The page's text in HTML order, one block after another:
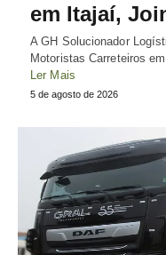
em Itajaí,
A GH Solucionador
Motoristas Carreteiros
Ler Mais
5 de agosto de 2026